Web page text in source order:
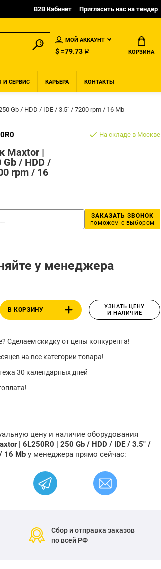
B2B Кабинет Пригласить нас на тендер
МОЙ АККАУНТ
$ =79.73 ₽ КОРЗИНА
И СЕРВИС КАРЬЕРА КОНТАКТЫ
Gb / HDD / IDE / 3.5" / 7200 rpm / 16 Mb
Maxtor |
Gb / HDD /
rpm / 16
На складе в Москве
ЗАКАЗАТЬ ЗВОНОК
поможем с выбором
у менеджера
В КОРЗИНУ
УЗНАТЬ ЦЕНУ
И НАЛИЧИЕ
Сделаем скидку от цены конкурента!
на все категории товара!
30 календарных дней
цену и наличие оборудования
| 6L250R0 | 250 Gb / HDD / IDE / 3.5" /
16 Mb у менеджера прямо сейчас:
Сбор и отправка заказов
по всей РФ